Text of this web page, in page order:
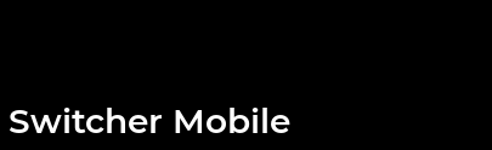
Mobile